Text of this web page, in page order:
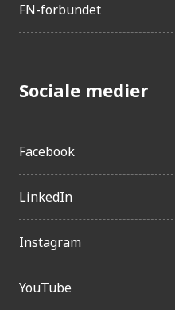
FN-forbundet
Sociale medier
Facebook
LinkedIn
Instagram
YouTube